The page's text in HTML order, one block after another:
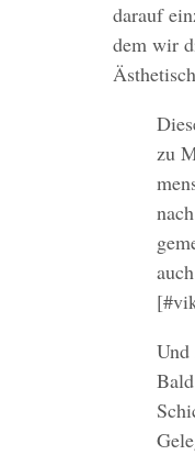
darauf
dem wir
zu
Und